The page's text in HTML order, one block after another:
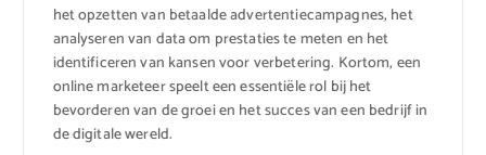
het opzetten van betaalde advertentiecampagnes, het
analyseren van data om prestaties te meten en het
identificeren van kansen voor verbetering. Kortom, een
online marketeer speelt een essentiële rol bij het
bevorderen van de groei en het succes van een bedrijf in
de digitale wereld.